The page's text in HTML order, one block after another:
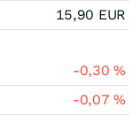
15,90 EUR
-0,30%
-0,07%